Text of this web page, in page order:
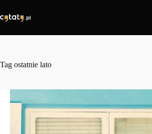
treści
Tag ostatnie lato